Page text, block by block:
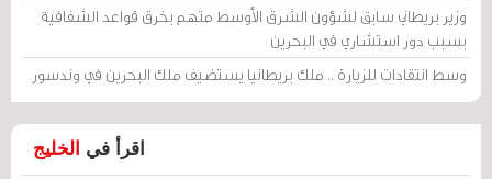
وزير بريطاني سابق لشؤون الشرق الأوسط متهم بخرق قواعد الشفافية
بسبب دور استشاري في البحرين
وسط انتقادات للزيارة .. ملك بريطانيا يستضيف ملك البحرين في وندسور
اقرأ في الخليج